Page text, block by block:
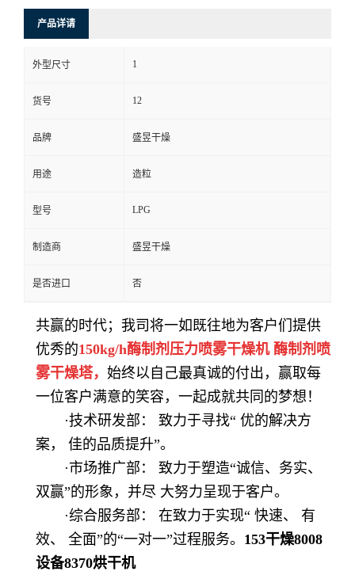
产品详请
外型尺寸 1
货号 12
品牌 盛昱干燥
用途 造粒
型号 LPG
制造商 盛昱干燥
是否进口 否
共赢的时代；我司将一如既往地为客户们提供
优秀的150kg/h酶制剂压力喷雾干燥机 酶制剂喷
雾干燥塔， 始终以自己最真诚的付出，赢取每
一位客户满意的笑容，一起成就共同的梦想！
·技术研发部： 致力于寻找“ 优的解决方
案， 佳的品质提升”。
·市场推广部： 致力于塑造“诚信、务实、
双赢”的形象，并尽 大努力呈现于客户。
·综合服务部： 在致力于实现“ 快速、 有
效、 全面”的“一对一”过程服务。 153干燥8008
设备8370烘干机